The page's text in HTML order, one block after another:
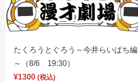
たくろうとぐろう～今井らいぱち編
～（8/6 19:30）
¥1300 (税込)